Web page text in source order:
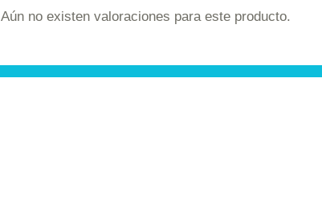
Aún no existen valoraciones para este producto.